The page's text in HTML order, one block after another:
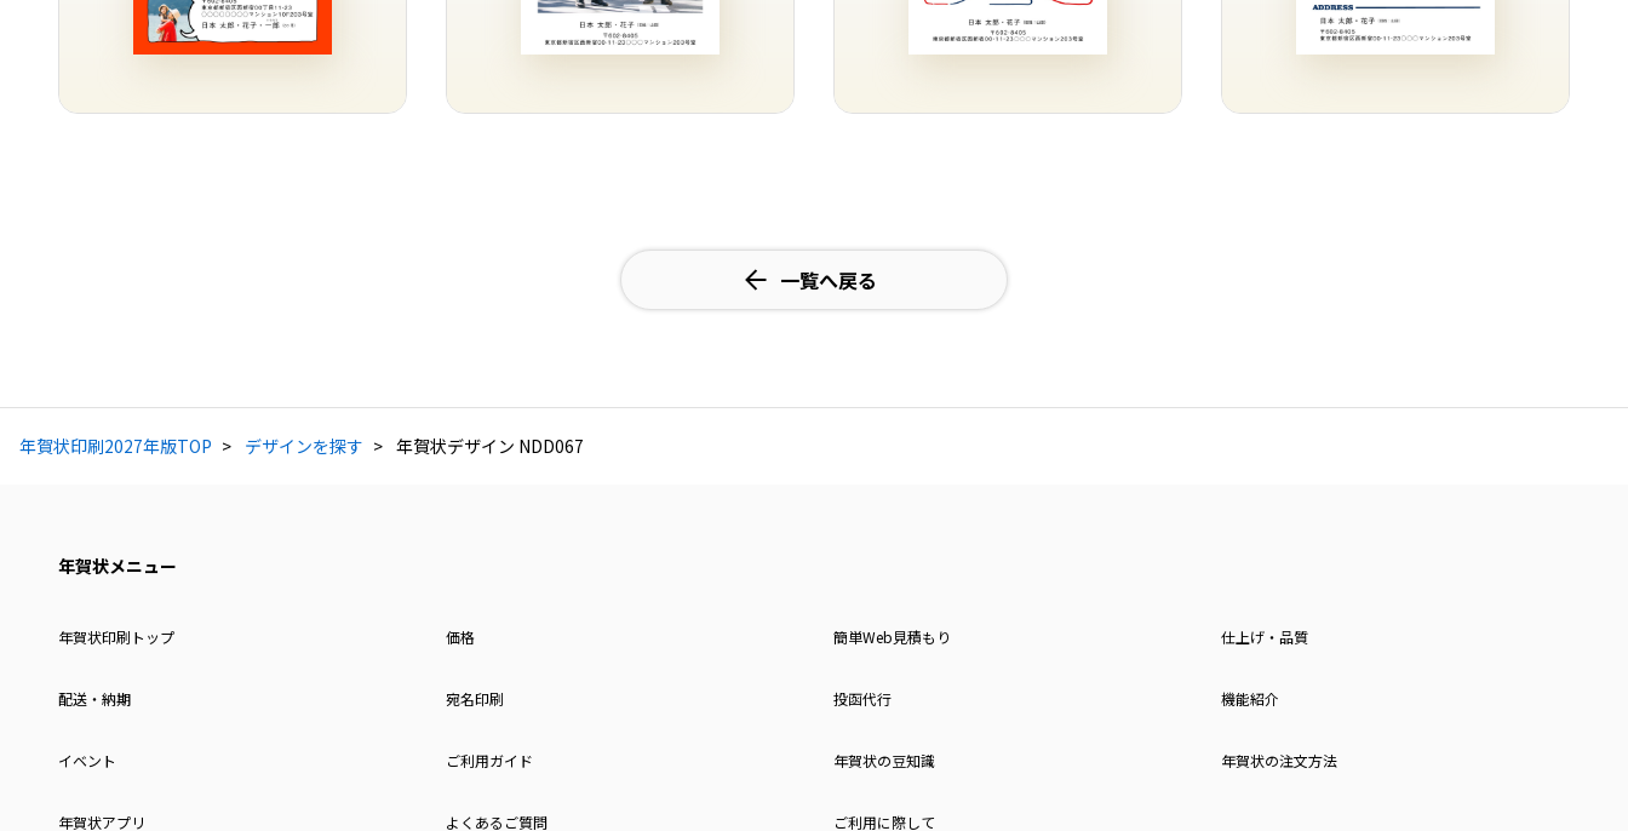
一覧へ戻る
年賀状印刷2027年版TOP デザインを探す 年賀状デザイン NDD067
年賀状メニュー
年賀状印刷トップ 価格 簡単Web見積もり 仕上げ・品質
配送・納期 宛名印刷 投函代行 機能紹介
イベント ご利用ガイド 年賀状の豆知識 年賀状の注文方法
年賀状アプリ よくあるご質問 ご利用に際して